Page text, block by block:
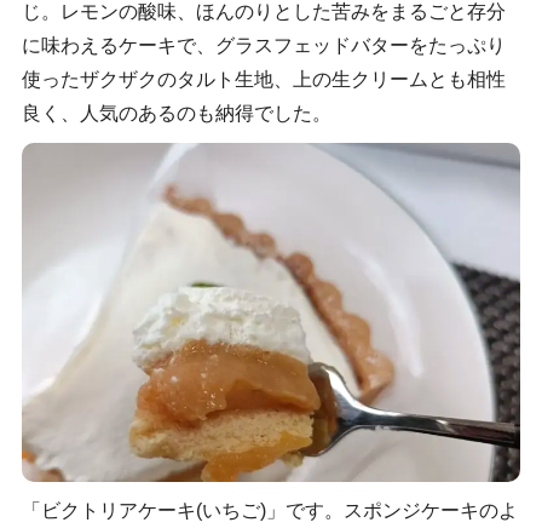
じ。レモンの酸味、ほんのりとした苦みをまるごと存分
に味わえるケーキで、グラスフェッドバターをたっぷり
使ったザクザクのタルト生地、上の生クリームとも相性
良く、人気のあるのも納得でした。
「ビクトリアケーキ(いちご)」です。スポンジケーキのよ